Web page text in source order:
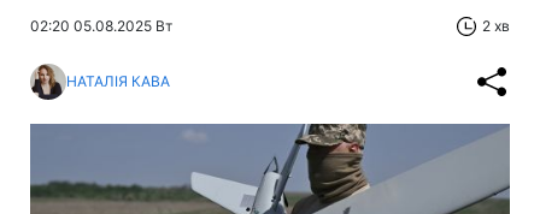
02:20 05.08.2025 Вт 2 хв
НАТАЛІЯ КАВА